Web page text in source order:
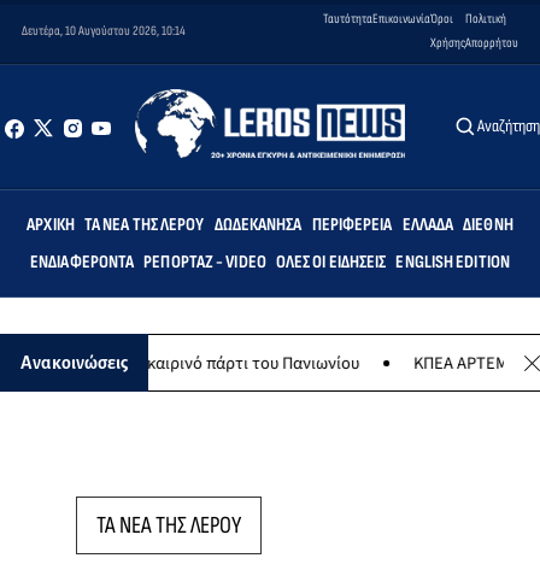
Δευτέρα, 10 Αυγούστου 2026, 10:14
ΤαυτότηταΕπικοινωνίαΌροι
Χρήσης
Πολιτική
Απορρήτου
Αναζήτηση
ΑΡΧΙΚΉ ΤΑ ΝΈΑ ΤΗΣ ΛΈΡΟΥ ΔΩΔΕΚΆΝΗΣΑ ΠΕΡΙΦΈΡΕΙΑ ΕΛΛΆΔΑ ΔΙΕΘΝΉ
ΕΝΔΙΑΦΈΡΟΝΤΑ ΡΕΠΟΡΤΆΖ - VIDEO ΌΛΕΣ ΟΙ ΕΙΔΉΣΕΙΣ ENGLISH EDITION
Ανακοινώσεις
το καλοκαιρινό πάρτι του Πανιωνίου ΚΠΕΑ ΑΡΤΕΜΙΣ: Το
ΤΑ ΝΕΑ ΤΗΣ ΛΕΡΟΥ